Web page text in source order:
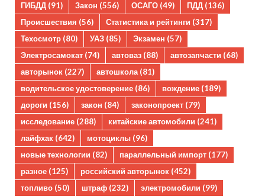
ГИБДД (91) Закон (556) ОСАГО (49) ПДД (136)
Происшествия (56) Статистика и рейтинги (317)
Техосмотр (80) УАЗ (85) Экзамен (57)
Электросамокат (74) автоваз (88) автозапчасти (68)
авторынок (227) автошкола(81)
водительское удостоверение (86) вождение (189)
дороги (156) закон (84) законопроект (79)
исследование (288) китайские автомобили (241)
лайфхак (642) мотоциклы (96)
новые технологии (82) параллельный импорт (177)
разное (125) российский авторынок (452)
топливо (50) штраф (232) электромобили (99)